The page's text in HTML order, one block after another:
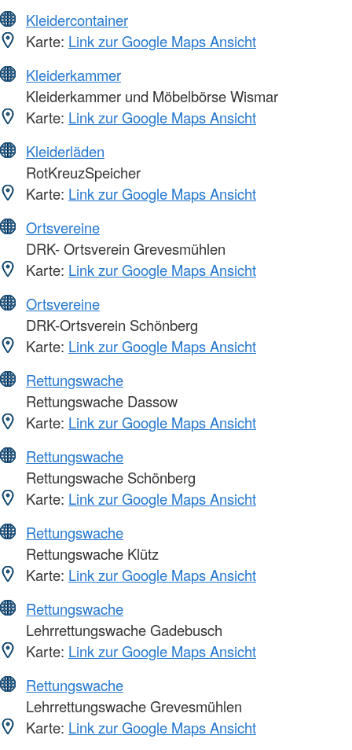
Kleidercontainer
Karte: Link zur Google Maps Ansicht
Kleiderkammer
Kleiderkammer und Möbelbörse Wismar
Karte: Link zur Google Maps Ansicht
Kleiderläden
RotKreuzSpeicher
Karte: Link zur Google Maps Ansicht
Ortsvereine
DRK- Ortsverein Grevesmühlen
Karte: Link zur Google Maps Ansicht
Ortsvereine
DRK-Ortsverein Schönberg
Karte: Link zur Google Maps Ansicht
Rettungswache
Rettungswache Dassow
Karte: Link zur Google Maps Ansicht
Rettungswache
Rettungswache Schönberg
Karte: Link zur Google Maps Ansicht
Rettungswache
Rettungswache Klütz
Karte: Link zur Google Maps Ansicht
Rettungswache
Lehrrettungswache Gadebusch
Karte: Link zur Google Maps Ansicht
Rettungswache
Lehrrettungswache Grevesmühlen
Karte: Link zur Google Maps Ansicht